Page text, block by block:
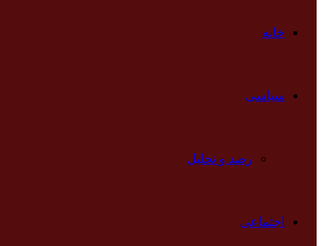
خانه
سیاسی
رصد و تحلیل
اجتماعی